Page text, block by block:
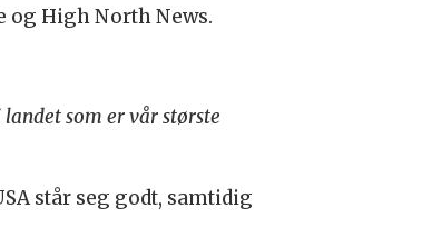
og High North News.
som er vår største
står seg godt, samtidig